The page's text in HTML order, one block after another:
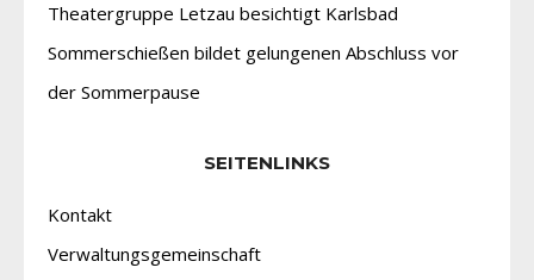
Theatergruppe Letzau besichtigt Karlsbad
Sommerschießen bildet gelungenen Abschluss vor
der Sommerpause
SEITENLINKS
Kontakt
Verwaltungsgemeinschaft